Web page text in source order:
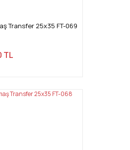
Transfer 25x35 FT-069
TL